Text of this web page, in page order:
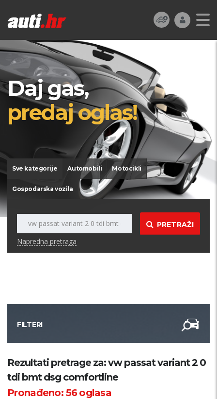
Daj gas,
predaj oglas!
Sve kategorije Automobili Motocikli
Gospodarska vozila
PRETRAŽI
Napredna pretraga
FILTERI
Kategorija
Županija
Rezultati pretrage za: vw passat variant 2 0
tdi bmt dsg comfortline
Pronađeno:56oglasa